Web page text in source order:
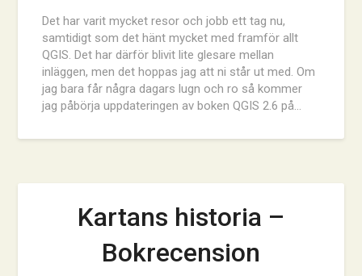
Det har varit mycket resor och jobb ett tag nu,
samtidigt som det hänt mycket med framför allt
QGIS. Det har därför blivit lite glesare mellan
inläggen, men det hoppas jag att ni står ut med. Om
jag bara får några dagars lugn och ro så kommer
jag påbörja uppdateringen av boken QGIS 2.6 på…
Kartans historia –
Bokrecension